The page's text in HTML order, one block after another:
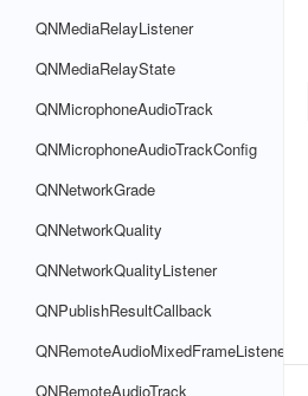
QNMediaRelayListener
QNMediaRelayState
QNMicrophoneAudioTrack
QNMicrophoneAudioTrackConfig
QNNetworkGrade
QNNetworkQuality
QNNetworkQualityListener
QNPublishResultCallback
QNRemoteAudioMixedFrameListener
QNRemoteAudioTrack